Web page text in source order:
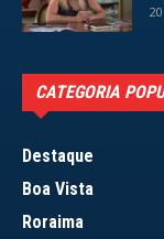
CATEGORIA
Destaque
Boa Vista
Roraima